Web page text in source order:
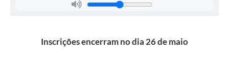
Inscrições encerram no dia 26 de maio